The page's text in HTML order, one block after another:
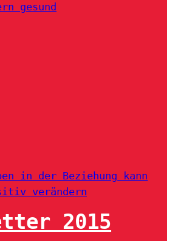
gesund
in der Beziehung kann
verändern
2015